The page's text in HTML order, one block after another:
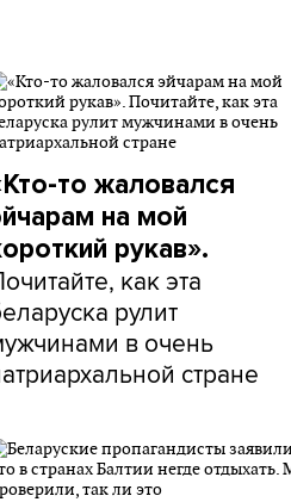
то жаловался
на мой
рукав».
как эта
рулит
в очень
стране